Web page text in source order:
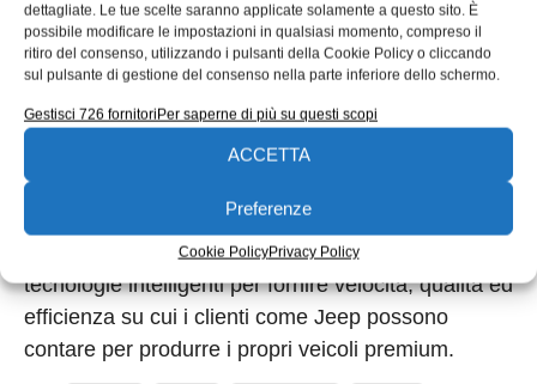
dettagliate. Le tue scelte saranno applicate solamente a questo sito. È
possibile modificare le impostazioni in qualsiasi momento, compreso il
ritiro del consenso, utilizzando i pulsanti della Cookie Policy o cliccando
sul pulsante di gestione del consenso nella parte inferiore dello schermo.
Gestisci 726 fornitoriPer saperne di più su questi scopi
ACCETTA
Preferenze
Cookie PolicyPrivacy Policy
Rappresentando la capacità globale di Comau di
rispondere a sfide complesse rispettando i più alti
standard di produzione, il progetto guidato dal
Brasile ha beneficiato del supporto diretto di
Comau Romania, Comau Italia e Comau Cina.
Comau Brasile ha così potuto sfruttare la sua
presenza locale e la sua esperienza di lunga data
nell’automazione, nella digitalizzazione e nelle
tecnologie intelligenti per fornire velocità, qualità ed
efficienza su cui i clienti come Jeep possono
contare per produrre i propri veicoli premium.